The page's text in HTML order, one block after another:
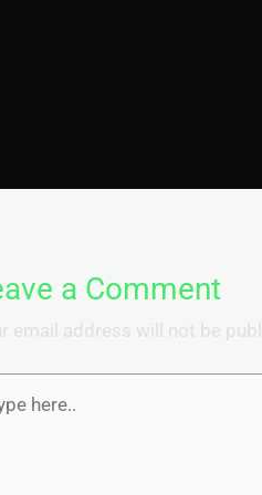
a Comment
email address will not be